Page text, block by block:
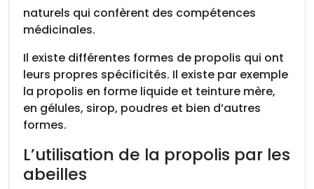
naturels qui confèrent des compétences
médicinales.
Il existe différentes formes de propolis qui ont
leurs propres spécificités. Il existe par exemple
la propolis en forme liquide et teinture mère,
en gélules, sirop, poudres et bien d’autres
formes.
L’utilisation de la propolis par les
abeilles